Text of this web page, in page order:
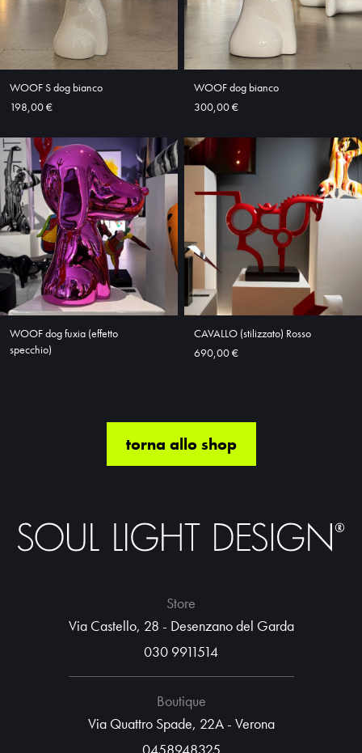
WOOF S dog bianco
198,00 €
WOOF dog bianco
300,00 €
WOOF dog fuxia (effetto
specchio)
CAVALLO (stilizzato) Rosso
690,00 €
torna allo shop
Store
Via Castello, 28 - Desenzano del Garda
030 9911514
Boutique
Via Quattro Spade, 22A - Verona